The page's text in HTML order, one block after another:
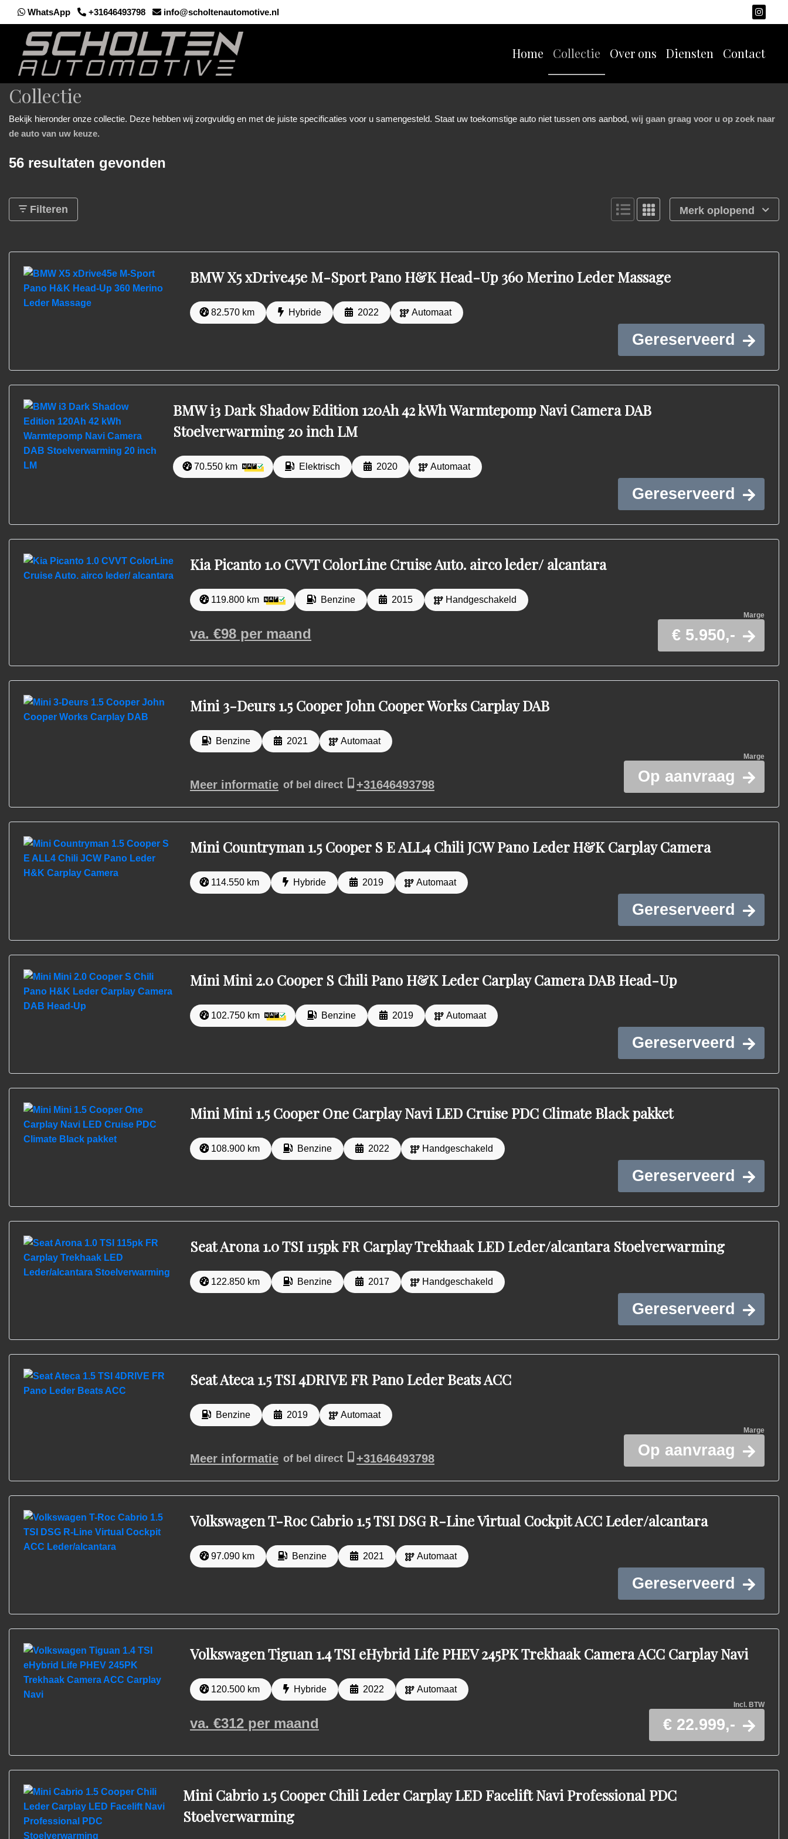
WhatsApp +31646493798 info@scholtenautomotive.nl
Home Collectie Over ons Diensten Contact
Collectie
Bekijk hieronder onze collectie. Deze hebben wij zorgvuldig en met de juiste specificaties voor u samengesteld. Staat uw toekomstige auto niet tussen ons aanbod, wij gaan graag voor u op zoek naar
de auto van uw keuze.
56 resultaten gevonden
Filteren Merk oplopend
BMW X5 xDrive45e M-Sport Pano H&K Head-Up 360 Merino Leder Massage
82.570 km Hybride 2022 Automaat
Gereserveerd
BMW i3 Dark Shadow Edition 120Ah 42 kWh Warmtepomp Navi Camera DAB
Stoelverwarming 20 inch LM
70.550 km Elektrisch 2020 Automaat
Gereserveerd
Kia Picanto 1.0 CVVT ColorLine Cruise Auto. airco leder/ alcantara
119.800 km Benzine 2015 Handgeschakeld
va. €98 per maand
Marge
€ 5.950,-
Mini 3-Deurs 1.5 Cooper John Cooper Works Carplay DAB
Benzine 2021 Automaat
Meer informatie of bel direct +31646493798
Marge
Op aanvraag
Mini Countryman 1.5 Cooper S E ALL4 Chili JCW Pano Leder H&K Carplay Camera
114.550 km Hybride 2019 Automaat
Gereserveerd
Mini Mini 2.0 Cooper S Chili Pano H&K Leder Carplay Camera DAB Head-Up
102.750 km Benzine 2019 Automaat
Gereserveerd
Mini Mini 1.5 Cooper One Carplay Navi LED Cruise PDC Climate Black pakket
108.900 km Benzine 2022 Handgeschakeld
Gereserveerd
Seat Arona 1.0 TSI 115pk FR Carplay Trekhaak LED Leder/alcantara Stoelverwarming
122.850 km Benzine 2017 Handgeschakeld
Gereserveerd
Seat Ateca 1.5 TSI 4DRIVE FR Pano Leder Beats ACC
Benzine 2019 Automaat
Meer informatie of bel direct +31646493798
Marge
Op aanvraag
Volkswagen T-Roc Cabrio 1.5 TSI DSG R-Line Virtual Cockpit ACC Leder/alcantara
97.090 km Benzine 2021 Automaat
Gereserveerd
Volkswagen Tiguan 1.4 TSI eHybrid Life PHEV 245PK Trekhaak Camera ACC Carplay Navi
120.500 km Hybride 2022 Automaat
va. €312 per maand
Incl. BTW
€ 22.999,-
Mini Cabrio 1.5 Cooper Chili Leder Carplay LED Facelift Navi Professional PDC
Stoelverwarming